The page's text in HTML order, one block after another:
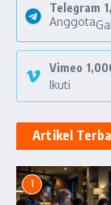
Telegram
Anggota
Vimeo
Ikuti
Artikel
1